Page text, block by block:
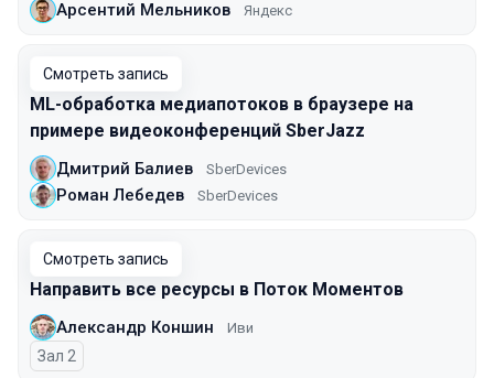
Арсентий Мельников Яндекс
Смотреть запись
ML-обработка медиапотоков в браузере на
примере видеоконференций SberJazz
Дмитрий Балиев SberDevices
Роман Лебедев SberDevices
Смотреть запись
Направить все ресурсы в Поток Моментов
Александр Коншин Иви
Зал 2